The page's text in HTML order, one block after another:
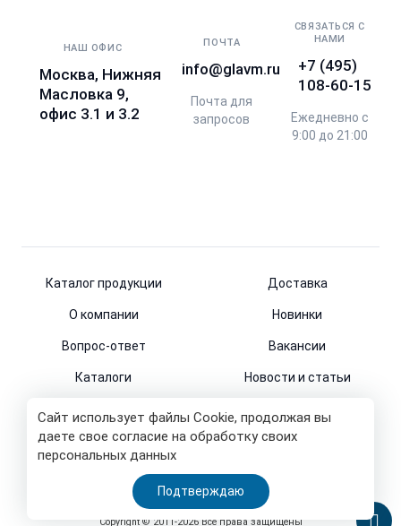
Сайт использует файлы Cookie, продолжая вы
даете свое согласие на обработку своих
персональных данных
Подтверждаю
НАШ ОФИС
Москва, Нижняя
Масловка 9,
офис 3.1 и 3.2
ПОЧТА
info@glavm.ru
Почта для
запросов
СВЯЗАТЬСЯ С
НАМИ
+7 (495)
108-60-15
Ежедневно с
9:00 до 21:00
Каталог продукции Доставка
О компании Новинки
Вопрос-ответ Вакансии
Каталоги Новости и статьи
© 2011-2026
Все права защищены
Copyright © 2011-2026 Все права защищены